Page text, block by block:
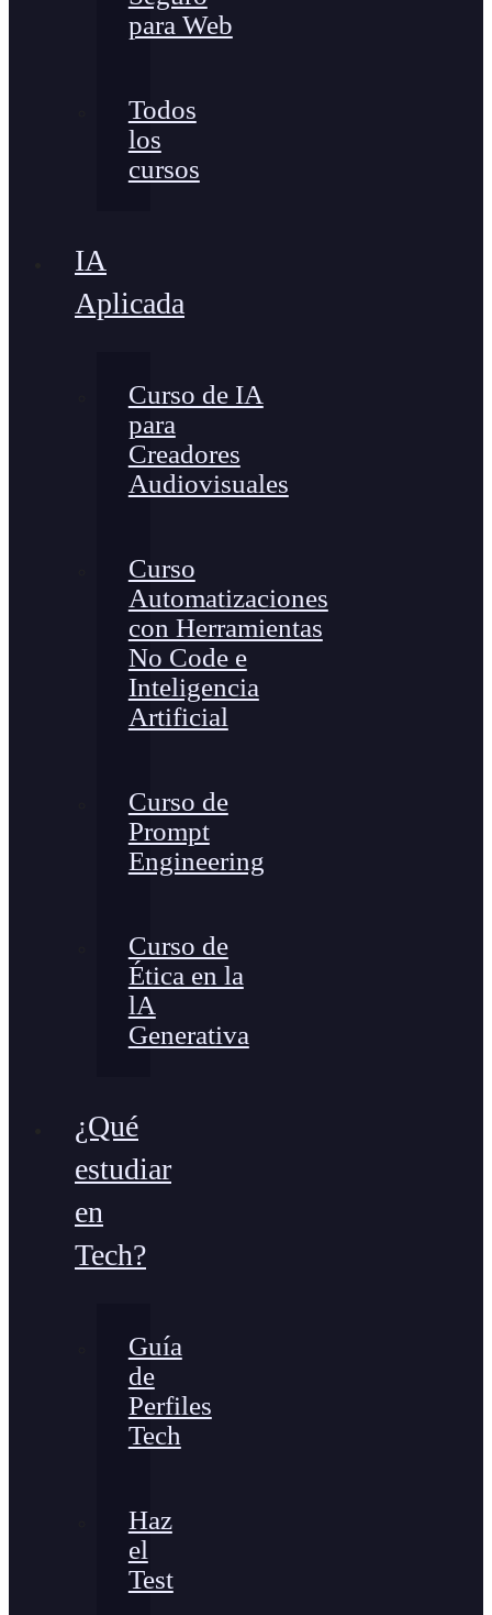
para Web
Todos
los
cursos
IA
Aplicada
Curso de IA
para
Creadores
Audiovisuales
Curso
Automatizaciones
con Herramientas
No Code e
Inteligencia
Artificial
Curso de
Prompt
Engineering
Curso de
Ética en la
lA
Generativa
¿Qué
estudiar
en
Tech?
Guía
de
Perfiles
Tech
Haz
el
Test